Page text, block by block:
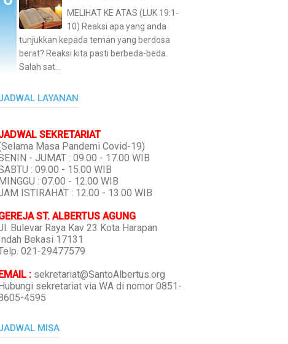
MELIHAT KE ATAS (LUK 19:1-
10) Reaksi apa yang anda
tunjukkan kepada teman yang berdosa
berat? Reaksi kita pasti berbeda-beda.
Salah sat...
LAYANAN
SEKRETARIAT
Masa Pandemi Covid-19)
- JUMAT : 09.00 - 17.00 WIB
: 09.00 - 15.00 WIB
: 07.00 - 12.00 WIB
ISTIRAHAT : 12.00 - 13.00 WIB
ST. ALBERTUS AGUNG
Bulevar Raya Kav 23 Kota Harapan
Bekasi 17131
021-29477579
: sekretariat@SantoAlbertus.org
sekretariat via WA di nomor 0851-
4595
MISA